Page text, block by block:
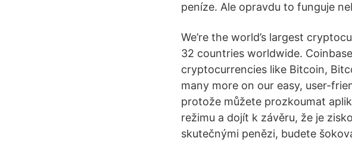
peníze. Ale opravdu to funguje
We’re the world’s largest
32 countries worldwide.
cryptocurrencies like Bitcoin,
many more on our easy, user-
protože můžete prozkoumat
režimu a dojít k závěru, že je
skutečnými penězi, budete